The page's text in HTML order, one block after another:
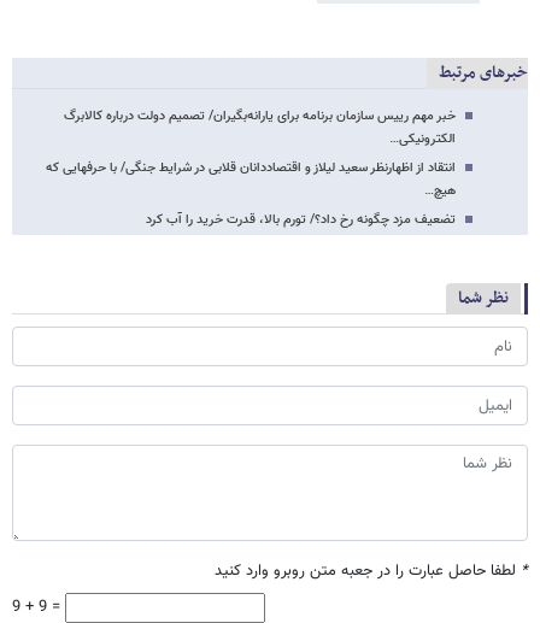
خبرهای مرتبط
خبر مهم رییس سازمان برنامه برای یارانه‌بگیران/ تصمیم دولت درباره کالابرگ
الکترونیکی…
انتقاد از اظهارنظر سعید لیلاز و اقتصاددانان قلابی در شرایط جنگی/ با حرفهایی که
هیچ…
تضعیف مزد چگونه رخ داد؟/ تورم بالا، قدرت خرید را آب کرد
نظر شما
* لطفا حاصل عبارت را در جعبه متن روبرو وارد کنید
9 + 9 =